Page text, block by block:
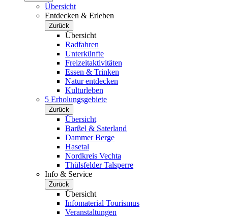
Übersicht
Entdecken & Erleben
Zurück
Übersicht
Radfahren
Unterkünfte
Freizeitaktivitäten
Essen & Trinken
Natur entdecken
Kulturleben
5 Erholungsgebiete
Zurück
Übersicht
Barßel & Saterland
Dammer Berge
Hasetal
Nordkreis Vechta
Thülsfelder Talsperre
Info & Service
Zurück
Übersicht
Infomaterial Tourismus
Veranstaltungen